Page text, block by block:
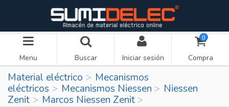
Menu Buscar Iniciar sesión
0
Compra
Material eléctrico
Mecanismos
eléctricos
Mecanismos Niessen
Niessen
Zenit
Marcos Niessen Zenit